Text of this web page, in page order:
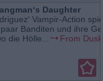
Daughter
Vampir-Action
Banditen und ihre
die Hölle...
From